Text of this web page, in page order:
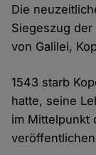
Die
Siegeszug
von Galilei,
1543 starb
hatte, seine
im Mittelpunkt